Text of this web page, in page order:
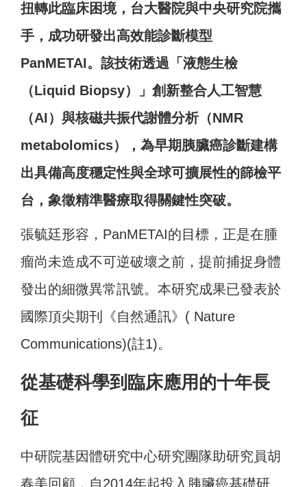
扭轉此臨床困境，台大醫院與中央研究院攜
手，成功研發出高效能診斷模型
PanMETAI。該技術透過「液態生檢
（Liquid Biopsy）」創新整合人工智慧
（AI）與核磁共振代謝體分析（NMR
metabolomics），為早期胰臟癌診斷建構
出具備高度穩定性與全球可擴展性的篩檢平
台，象徵精準醫療取得關鍵性突破。
張毓廷形容，PanMETAI的目標，正是在腫
瘤尚未造成不可逆破壞之前，提前捕捉身體
發出的細微異常訊號。本研究成果已發表於
國際頂尖期刊《自然通訊》( Nature
Communications)(註1)。
從基礎科學到臨床應用的十年長
征
中研院基因體研究中心研究團隊助研究員胡
春美回顧，自2014年起投入胰臟癌基礎研